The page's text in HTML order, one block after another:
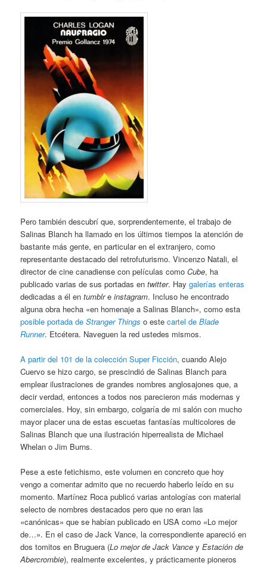
Pero también descubrí que, sorprendentemente, el trabajo de
Salinas Blanch ha llamado en los últimos tiempos la atención de
bastante más gente, en particular en el extranjero, como
representante destacado del retrofuturismo. Vincenzo Natali, el
director de cine canadiense con películas comoCube, ha
publicado varias de sus portadas entwitter. Haygalerías enteras
dedicadas a él entumblreinstagram. Incluso he encontrado
alguna obra hecha «en homenaje a Salinas Blanch», como esta
posible portada deStranger Things o estecartel deBlade
Runner. Etcétera. Naveguen la red ustedes mismos.
A partir del 101 de la colección Super Ficción, cuando Alejo
Cuervo se hizo cargo, se prescindió de Salinas Blanch para
emplear ilustraciones de grandes nombres anglosajones que, a
decir verdad, entonces a todos nos parecieron más modernas y
comerciales. Hoy, sin embargo, colgaría de mi salón con mucho
mayor placer una de estas escuetas fantasías multicolores de
Salinas Blanch que una ilustración hiperrealista de Michael
Whelan o Jim Burns.
Pese a este fetichismo, este volumen en concreto que hoy
vengo a comentar admito que no recuerdo haberlo leído en su
momento. Martínez Roca publicó varias antologías con material
selecto de nombres destacados pero que no eran las
«canónicas» que se habían publicado en USA como «Lo mejor
de…». En el caso de Jack Vance, la correspondiente apareció en
dos tomitos en Bruguera (Lo mejor de Jack Vance yEstación de
Abercrombie), realmente excelentes, y prácticamente pioneros